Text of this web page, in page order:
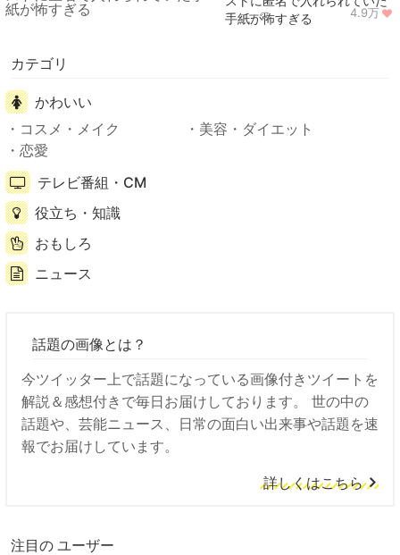
手紙が怖すぎる
ニュース 4.9万
カテゴリ
かわいい
コスメ・メイク
美容・ダイエット
恋愛
テレビ番組・CM
役立ち・知識
おもしろ
ニュース
話題の画像とは？
今ツイッター上で話題になっている画像付きツイートを
解説＆感想付きで毎日お届けしております。 世の中の
話題や、芸能ニュース、日常の面白い出来事や話題を速
報でお届けしています。
詳しくはこちら
注目の ユーザー